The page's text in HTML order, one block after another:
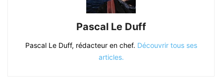
Pascal Le Duff
Pascal Le Duff, rédacteur en chef. Découvrir tous ses
articles.